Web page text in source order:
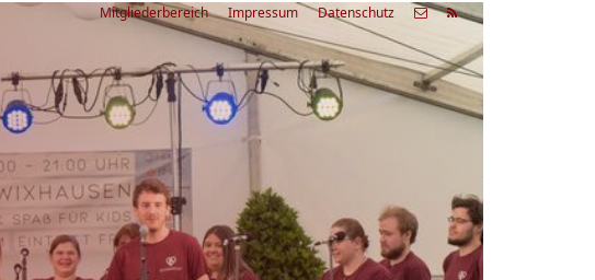
Mitgliederbereich Impressum Datenschutz
Letzte
Veranstaltung
Alle
03.08.26